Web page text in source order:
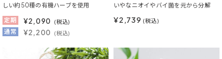
しい約50種の有機ハーブを使用
定期
¥2,090 (税込)
通常 ¥2,200 (税込)
いやなニオイやバイ菌を元から分解
¥2,739 (税込)